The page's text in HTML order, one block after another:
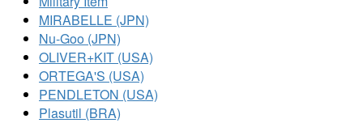
MIRABELLE (JPN)
Nu-Goo (JPN)
OLIVER+KIT (USA)
ORTEGA'S (USA)
PENDLETON (USA)
Plasutil (BRA)